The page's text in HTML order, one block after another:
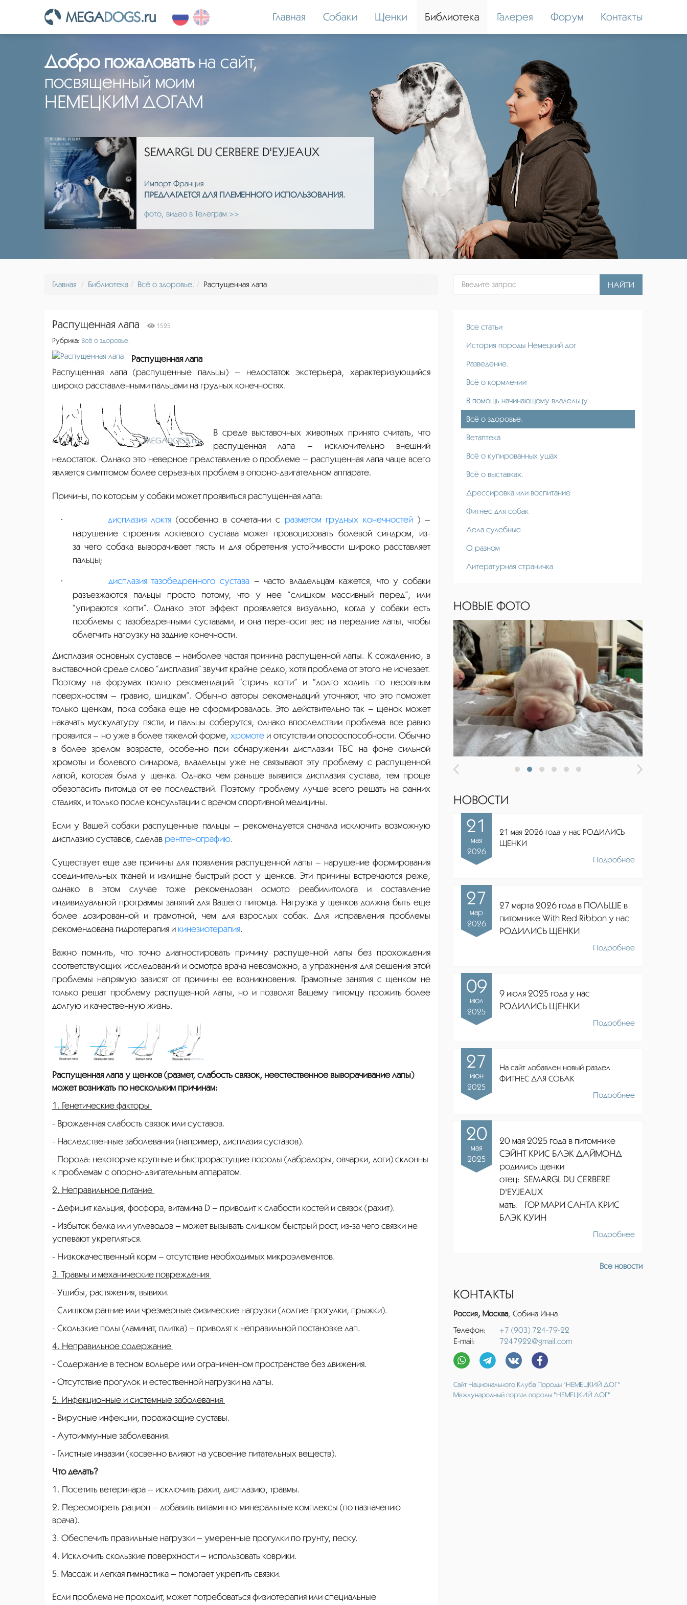
MEGADOGS.ru Главная Собаки Щенки Библиотека Галерея Форум Контакты
Добро пожаловатьна сайт,
посвященный моим
НЕМЕЦКИМ ДОГАМ
SEMARGL DU CERBERE D'EYJEAUX
Импорт Франция
ПРЕДЛАГАЕТСЯ ДЛЯ ПЛЕМЕННОГО ИСПОЛЬЗОВАНИЯ.
фото, видео в Телеграм >>
SEMARGL DU CERBERE D'EYJEAUX
Импорт Франция
ПРЕДЛАГАЕТСЯ ДЛЯ ПЛЕМЕННОГО ИСПОЛЬЗОВАНИЯ.
фото, видео в Телеграм >>
Главная Библиотека Всё о здоровье. Распущенная лапа
Распущенная лапа 1525
Рубрика: Всё о здоровье.
Распущенная лапа
Распущенная лапа (распущенные пальцы) – недостаток экстерьера, характеризующийся
широко расставленными пальцами на грудных конечностях.
В среде выставочных животных принято считать, что
распущенная лапа – исключительно внешний
недостаток. Однако это неверное представление о проблеме – распущенная лапа чаще всего
является симптомом более серьезных проблем в опорно-двигательном аппарате.
Причины, по которым у собаки может проявиться распущенная лапа:
· дисплазия локтя (особенно в сочетании с разметом грудных конечностей) –
нарушение строения локтевого сустава может провоцировать болевой синдром, из-
за чего собака выворачивает пясть и для обретения устойчивости широко расставляет
пальцы;
· дисплазия тазобедренного сустава– часто владельцам кажется, что у собаки
разъезжаются пальцы просто потому, что у нее “слишком массивный перед”, или
“упираются когти”. Однако этот эффект проявляется визуально, когда у собаки есть
проблемы с тазобедренными суставами, и она переносит вес на передние лапы, чтобы
облегчить нагрузку на задние конечности.
Дисплазия основных суставов – наиболее частая причина распущенной лапы. К сожалению, в
выставочной среде слово “дисплазия” звучит крайне редко, хотя проблема от этого не исчезает.
Поэтому на форумах полно рекомендаций “стричь когти” и “долго ходить по неровным
поверхностям – гравию, шишкам”. Обычно авторы рекомендаций уточняют, что это поможет
только щенкам, пока собака еще не сформировалась. Это действительно так – щенок может
накачать мускулатуру пясти, и пальцы соберутся, однако впоследствии проблема все равно
проявится – но уже в более тяжелой форме, хромоте и отсутствии опороспособности. Обычно
в более зрелом возрасте, особенно при обнаружении дисплазии ТБС на фоне сильной
хромоты и болевого синдрома, владельцы уже не связывают эту проблему с распущенной
лапой, которая была у щенка. Однако чем раньше выявится дисплазия сустава, тем проще
обезопасить питомца от ее последствий. Поэтому проблему лучше всего решать на ранних
стадиях, и только после консультации с врачом спортивной медицины.
Если у Вашей собаки распущенные пальцы – рекомендуется сначала исключить возможную
дисплазию суставов, сделав рентгенографию.
Существует еще две причины для появления распущенной лапы – нарушение формирования
соединительных тканей и излишне быстрый рост у щенков. Эти причины встречаются реже,
однако в этом случае тоже рекомендован осмотр реабилитолога и составление
индивидуальной программы занятий для Вашего питомца. Нагрузка у щенков должна быть еще
более дозированной и грамотной, чем для взрослых собак. Для исправления проблемы
рекомендована гидротерапия и кинезиотерапия.
Важно помнить, что точно диагностировать причину распущенной лапы без прохождения
соответствующих исследований и осмотра врача невозможно, а упражнения для решения этой
проблемы напрямую зависят от причины ее возникновения. Грамотные занятия с щенком не
только решат проблему распущенной лапы, но и позволят Вашему питомцу прожить более
долгую и качественную жизнь.
Распущенная лапа у щенков (размет, слабость связок, неестественное выворачивание лапы)
может возникать по нескольким причинам:
1. Генетические факторы
- Врожденная слабость связок или суставов.
- Наследственные заболевания (например, дисплазия суставов).
- Порода: некоторые крупные и быстрорастущие породы (лабрадоры, овчарки, доги) склонны
к проблемам с опорно-двигательным аппаратом.
2. Неправильное питание
- Дефицит кальция, фосфора, витамина D – приводит к слабости костей и связок (рахит).
- Избыток белка или углеводов – может вызывать слишком быстрый рост, из-за чего связки не
успевают укрепляться.
- Низкокачественный корм – отсутствие необходимых микроэлементов.
3. Травмы и механические повреждения
- Ушибы, растяжения, вывихи.
- Слишком ранние или чрезмерные физические нагрузки (долгие прогулки, прыжки).
- Скользкие полы (ламинат, плитка) – приводят к неправильной постановке лап.
4. Неправильное содержание
- Содержание в тесном вольере или ограниченном пространстве без движения.
- Отсутствие прогулок и естественной нагрузки на лапы.
5. Инфекционные и системные заболевания
- Вирусные инфекции, поражающие суставы.
- Аутоиммунные заболевания.
- Глистные инвазии (косвенно влияют на усвоение питательных веществ).
Что делать?
1. Посетить ветеринара – исключить рахит, дисплазию, травмы.
2. Пересмотреть рацион – добавить витаминно-минеральные комплексы (по назначению
врача).
3. Обеспечить правильные нагрузки – умеренные прогулки по грунту, песку.
4. Исключить скользкие поверхности – использовать коврики.
5. Массаж и легкая гимнастика – помогает укрепить связки.
Если проблема не проходит, может потребоваться физиотерапия или специальные
НАЙТИ
Все статьи
История породы Немецкий дог
Разведение.
Всё о кормлении
В помощь начинающему владельцу
Всё о здоровье.
Ветаптека
Всё о купированных ушах
Всё о выставках.
Дрессировка или воспитание
Фитнес для собак
Дела судебные
О разном
Литературная страничка
НОВЫЕ ФОТО
НОВОСТИ
21
мая
2026
21 мая 2026 года у нас РОДИЛИСЬ
ЩЕНКИ
Подробнее
27
мар
2026
27 марта 2026 года в ПОЛЬШЕ в
питомнике With Red Ribbon у нас
РОДИЛИСЬ ЩЕНКИ
Подробнее
09
июл
2025
9 июля 2025 года у нас
РОДИЛИСЬ ЩЕНКИ
Подробнее
27
июн
2025
На сайт добавлен новый раздел
ФИТНЕС ДЛЯ СОБАК
Подробнее
20
мая
2025
20 мая 2025 года в питомнике
СЭЙНТ КРИС БЛЭК ДАЙМОНД
родились щенки
отец: SEMARGL DU CERBERE
D'EYJEAUX
мать: ГОР МАРИ САНТА КРИС
БЛЭК КУИН
Подробнее
Все новости
КОНТАКТЫ
Россия, Москва, Собина Инна
Телефон:
+7 (903) 724-79-22
E-mail:
7247922@gmail.com
Сайт Национального Клуба Породы "НЕМЕЦКИЙ ДОГ"
Международный портал породы "НЕМЕЦКИЙ ДОГ"